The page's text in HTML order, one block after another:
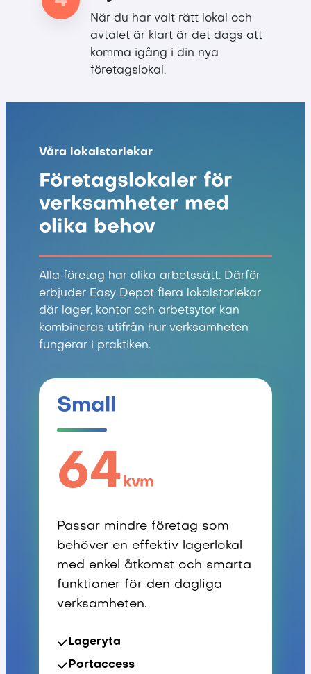
När du har valt rätt lokal och
avtalet är klart är det dags att
komma igång i din nya
företagslokal.
Våra lokalstorlekar
Företagslokaler för
verksamheter med
olika behov
Alla företag har olika arbetssätt. Därför
erbjuder Easy Depot flera lokalstorlekar
där lager, kontor och arbetsytor kan
kombineras utifrån hur verksamheten
fungerar i praktiken.
Small
64kvm
Passar mindre företag som
behöver en effektiv lagerlokal
med enkel åtkomst och smarta
funktioner för den dagliga
verksamheten.
Lageryta
Portaccess